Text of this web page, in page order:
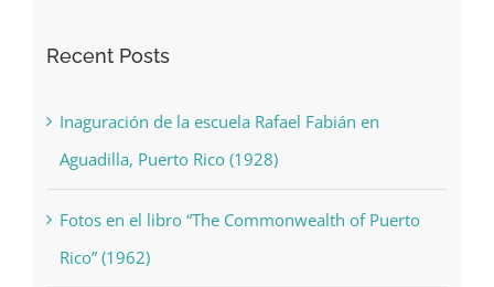
Recent Posts
Inaguración de la escuela Rafael Fabián en
Aguadilla, Puerto Rico (1928)
Fotos en el libro “The Commonwealth of Puerto
Rico” (1962)